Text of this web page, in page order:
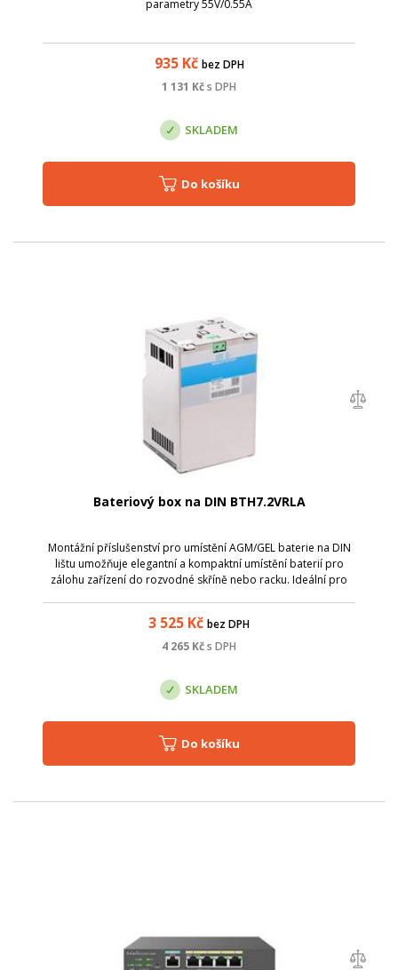
parametry 55V/0.55A
935Kč bez DPH
1 131 Kčs DPH
SKLADEM
Do košíku
Bateriový box na DIN BTH7.2VRLA
Montážní příslušenství pro umístění AGM/GEL baterie na DIN
lištu umožňuje elegantní a kompaktní umístění baterií pro
zálohu zařízení do rozvodné skříně nebo racku. Ideální pro
3 525 Kč bez DPH
4 265 Kčs DPH
SKLADEM
Do košíku